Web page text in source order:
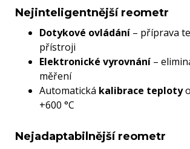
Nejinteligentnější reometr
Dotykové ovládání – příprava
přístroji
Elektronické vyrovnání –
měření
Automatická kalibrace teploty
+600 °C
Nejadaptabilnější reometr